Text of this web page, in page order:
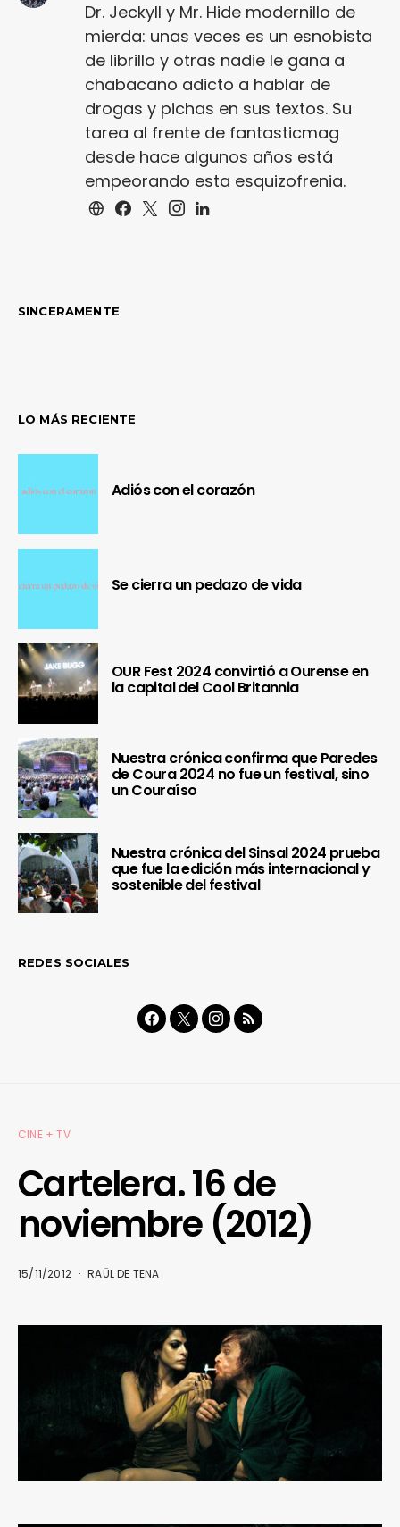
Dr. Jeckyll y Mr. Hide modernillo de
mierda: unas veces es un esnobista
de librillo y otras nadie le gana a
chabacano adicto a hablar de
drogas y pichas en sus textos. Su
tarea al frente de fantasticmag
desde hace algunos años está
empeorando esta esquizofrenia.
SINCERAMENTE
LO MÁS RECIENTE
Adiós con el corazón
Se cierra un pedazo de vida
OUR Fest 2024 convirtió a Ourense en
la capital del Cool Britannia
Nuestra crónica confirma que Paredes
de Coura 2024 no fue un festival, sino
un Couraíso
Nuestra crónica del Sinsal 2024 prueba
que fue la edición más internacional y
sostenible del festival
REDES SOCIALES
CINE + TV
Cartelera. 16 de
noviembre (2012)
15/11/2012 RAÜL DE TENA